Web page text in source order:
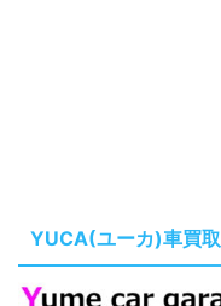
YUCA(ユーカ)車買取